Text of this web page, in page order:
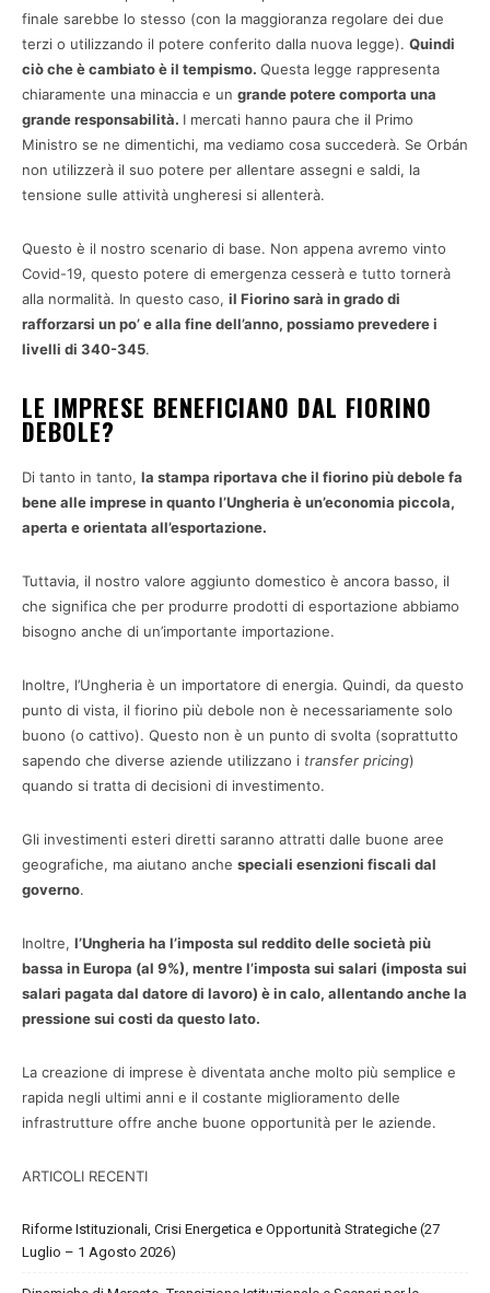
finale sarebbe lo stesso (con la maggioranza regolare dei due
terzi o utilizzando il potere conferito dalla nuova legge). Quindi
ciò che è cambiato è il tempismo. Questa legge rappresenta
chiaramente una minaccia e un grande potere comporta una
grande responsabilità. I mercati hanno paura che il Primo
Ministro se ne dimentichi, ma vediamo cosa succederà. Se Orbán
non utilizzerà il suo potere per allentare assegni e saldi, la
tensione sulle attività ungheresi si allenterà.
Questo è il nostro scenario di base. Non appena avremo vinto
Covid-19, questo potere di emergenza cesserà e tutto tornerà
alla normalità. In questo caso, il Fiorino sarà in grado di
rafforzarsi un po’ e alla fine dell’anno, possiamo prevedere i
livelli di 340-345.
LE IMPRESE BENEFICIANO DAL FIORINO
DEBOLE?
Di tanto in tanto, la stampa riportava che il fiorino più debole fa
bene alle imprese in quanto l’Ungheria è un’economia piccola,
aperta e orientata all’esportazione.
Tuttavia, il nostro valore aggiunto domestico è ancora basso, il
che significa che per produrre prodotti di esportazione abbiamo
bisogno anche di un’importante importazione.
Inoltre, l’Ungheria è un importatore di energia. Quindi, da questo
punto di vista, il fiorino più debole non è necessariamente solo
buono (o cattivo). Questo non è un punto di svolta (soprattutto
sapendo che diverse aziende utilizzano i transfer pricing)
quando si tratta di decisioni di investimento.
Gli investimenti esteri diretti saranno attratti dalle buone aree
geografiche, ma aiutano anche speciali esenzioni fiscali dal
governo.
Inoltre, l’Ungheria ha l’imposta sul reddito delle società più
bassa in Europa (al 9%), mentre l’imposta sui salari (imposta sui
salari pagata dal datore di lavoro) è in calo, allentando anche la
pressione sui costi da questo lato.
La creazione di imprese è diventata anche molto più semplice e
rapida negli ultimi anni e il costante miglioramento delle
infrastrutture offre anche buone opportunità per le aziende.
ARTICOLI RECENTI
Riforme Istituzionali, Crisi Energetica e Opportunità Strategiche (27
Luglio – 1 Agosto 2026)